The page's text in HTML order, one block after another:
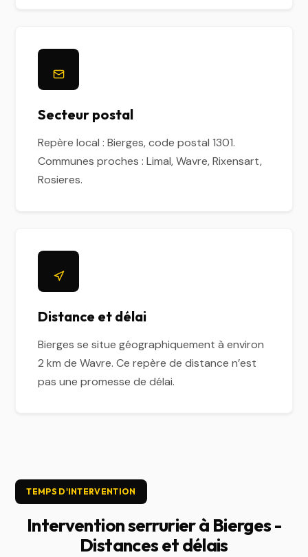
Secteur postal
Repère local : Bierges, code postal 1301.
Communes proches : Limal, Wavre, Rixensart,
Rosieres.
Distance et délai
Bierges se situe géographiquement à environ
2 km de Wavre. Ce repère de distance n’est
pas une promesse de délai.
TEMPS D'INTERVENTION
Intervention serrurier à Bierges -
Distances et délais